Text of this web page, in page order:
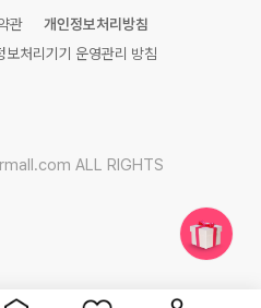
관
개인정보처리방침
보처리기기 운영관리 방침
ALL RIGHTS